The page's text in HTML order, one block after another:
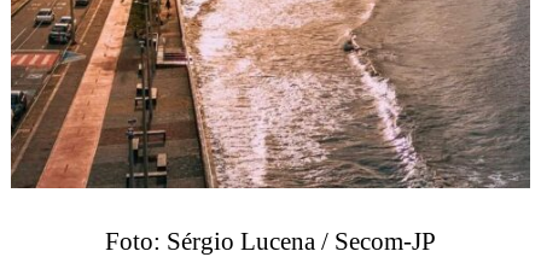
Foto: Sérgio Lucena / Secom-JP